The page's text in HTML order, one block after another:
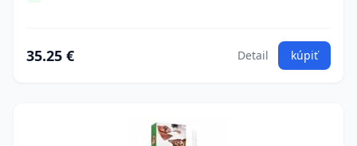
35.25 € Detail kúpiť